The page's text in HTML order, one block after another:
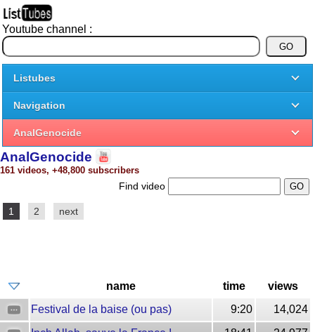
Youtube channel :
Listubes
Navigation
AnalGenocide
AnalGenocide
161 videos, +48,800 subscribers
Find video
1 2 next
name time
views
Festival de la baise (ou pas)
9:20
14,024